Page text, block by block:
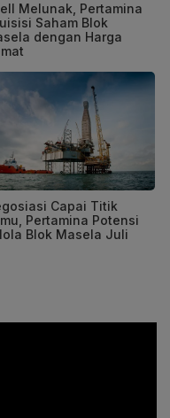
Melunak, Pertamina
Saham Blok
dengan Harga
Capai Titik
Pertamina Potensi
Blok Masela Juli